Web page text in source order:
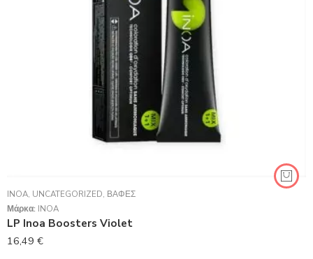
INOA, UNCATEGORIZED, ΒΑΦΈΣ
Μάρκα: INOA
LP Inoa Boosters Violet
16,49 €